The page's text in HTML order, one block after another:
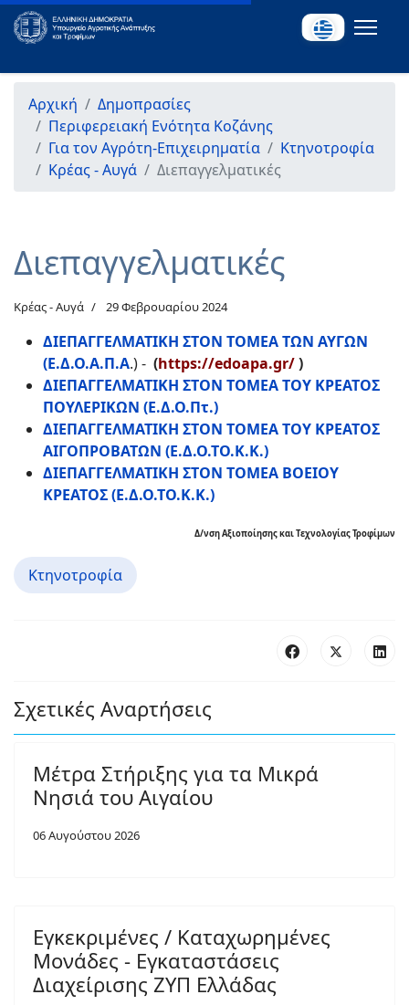
Αρχική
Δημοπρασίες
Περιφερειακή Ενότητα Κοζάνης
Για τον Αγρότη-Επιχειρηματία
Κτηνοτροφία
Κρέας - Αυγά
Διεπαγγελματικές
Διεπαγγελματικές
Κρέας - Αυγά 29 Φεβρουαρίου 2024
ΔΙΕΠΑΓΓΕΛΜΑΤΙΚΗ ΣΤΟΝ ΤΟΜΕΑ ΤΩΝ ΑΥΓΩΝ
(Ε.Δ.Ο.Α.Π.Α.) - (https://edoapa.gr/)
ΔΙΕΠΑΓΓΕΛΜΑΤΙΚΗ ΣΤΟΝ ΤΟΜΕΑ ΤΟΥ ΚΡΕΑΤΟΣ
ΠΟΥΛΕΡΙΚΩΝ (Ε.Δ.Ο.Πτ.)
ΔΙΕΠΑΓΓΕΛΜΑΤΙΚΗ ΣΤΟΝ ΤΟΜΕΑ ΤΟΥ ΚΡΕΑΤΟΣ
ΑΙΓΟΠΡΟΒΑΤΩΝ (Ε.Δ.Ο.ΤΟ.Κ.Κ.)
ΔΙΕΠΑΓΓΕΛΜΑΤΙΚΗ ΣΤΟΝ ΤΟΜΕΑ ΒΟΕΙΟΥ
ΚΡΕΑΤΟΣ (Ε.Δ.Ο.ΤΟ.Κ.Κ.)
Δ/νση Αξιοποίησης και Τεχνολογίας Τροφίμων
Κτηνοτροφία
Σχετικές Αναρτήσεις
Μέτρα Στήριξης για τα Μικρά
Νησιά του Αιγαίου
06 Αυγούστου 2026
Εγκεκριμένες / Καταχωρημένες
Μονάδες - Εγκαταστάσεις
Διαχείρισης ΖΥΠ Ελλάδας